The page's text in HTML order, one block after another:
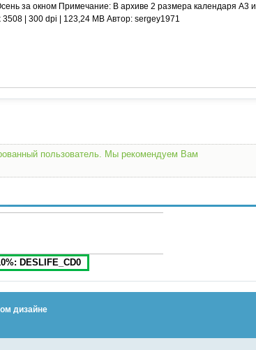
за окном Примечание: В архиве 2 размера календаря А3 и
| 300 dpi | 123,24 MB Автор: sergey1971
пользователь. Мы рекомендуем Вам
DESLIFE_CD0
дизайне